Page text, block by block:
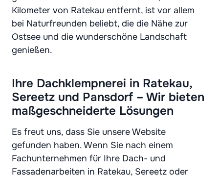
Kilometer von Ratekau entfernt, ist vor allem
bei Naturfreunden beliebt, die die Nähe zur
Ostsee und die wunderschöne Landschaft
genießen.
Ihre Dachklempnerei in Ratekau,
Sereetz und Pansdorf – Wir bieten
maßgeschneiderte Lösungen
Es freut uns, dass Sie unsere Website
gefunden haben. Wenn Sie nach einem
Fachunternehmen für Ihre Dach- und
Fassadenarbeiten in Ratekau, Sereetz oder